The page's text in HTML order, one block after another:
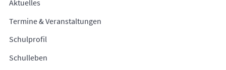
Aktuelles
Termine & Veranstaltungen
Schulprofil
Schulleben